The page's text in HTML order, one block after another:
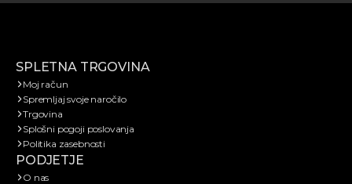
SPLETNA TRGOVINA
Moj račun
Spremljaj svoje naročilo
Trgovina
Splošni pogoji poslovanja
Politika zasebnosti
PODJETJE
O nas